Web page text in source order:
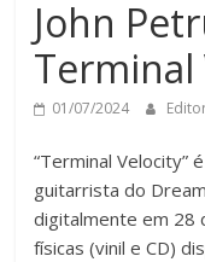
John
Terminal
01/07/2024
“Terminal Velocity”
guitarrista do
digitalmente em 28
físicas (vinil e CD)